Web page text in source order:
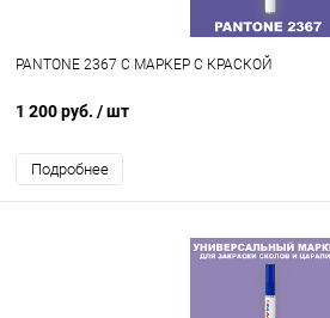
PANTONE 2367 C МАРКЕР С КРАСКОЙ
1 200 руб. / шт
Подробнее